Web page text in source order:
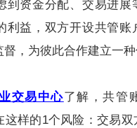
到资金分配、交易进展
利益，双方开设共管账
，为彼此合作建立一种
交易中心了解，共管
这样的1个风险：交易双